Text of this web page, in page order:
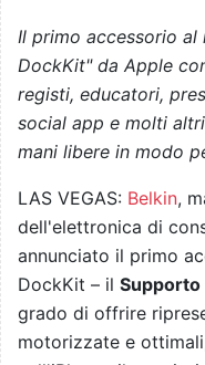
Il primo accessorio
DockKit" da Apple
registi, educatori,
social app e molti
mani libere in modo
LAS VEGAS: Belkin,
dell'elettronica di
annunciato il primo
DockKit – il Supporto
grado di offrire
motorizzate e